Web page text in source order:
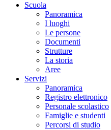
Scuola
Panoramica
I luoghi
Le persone
Documenti
Strutture
La storia
Aree
Servizi
Panoramica
Registro elettronico
Personale scolastico
Famiglie e studenti
Percorsi di studio